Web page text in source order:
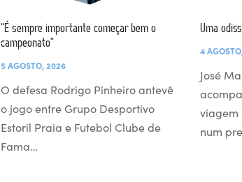
“É sempre importante começar bem o
campeonato”
5 AGOSTO, 2026
O defesa Rodrigo Pinheiro antevê
o jogo entre Grupo Desportivo
Estoril Praia e Futebol Clube de
Fama…
Uma
4
José
viagem
num